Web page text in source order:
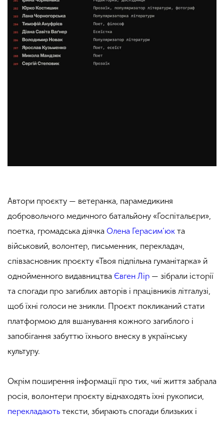
Автори проєкту — ветеранка, парамедикиня
добровольчого медичного батальйону «Госпітальєри»,
поетка, громадська діячка Олена Герасим’юк та
військовий, волонтер, письменник, перекладач,
співзасновник проєкту «Твоя підпільна гуманітарка» й
однойменного видавництва Євген Лір — зібрали історії
та спогади про загиблих авторів і працівників літгалузі,
щоб їхні голоси не зникли. Проєкт покликаний стати
платформою для вшанування кожного загиблого і
запобігання забуттю їхнього внеску в українську
культуру.
Окрім поширення інформації про тих, чиї життя забрала
росія, волонтери проєкту віднаходять їхні рукописи,
перекладають тексти, збирають спогади близьких і